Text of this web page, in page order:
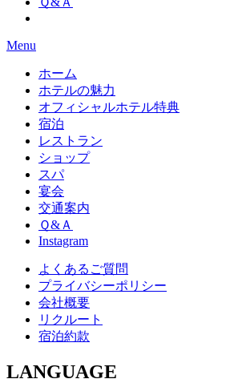
Menu
ホーム
ホテルの魅力
オフィシャルホテル特典
宿泊
レストラン
ショップ
スパ
宴会
交通案内
Ｑ&Ａ
Instagram
よくあるご質問
プライバシーポリシー
会社概要
リクルート
宿泊約款
LANGUAGE